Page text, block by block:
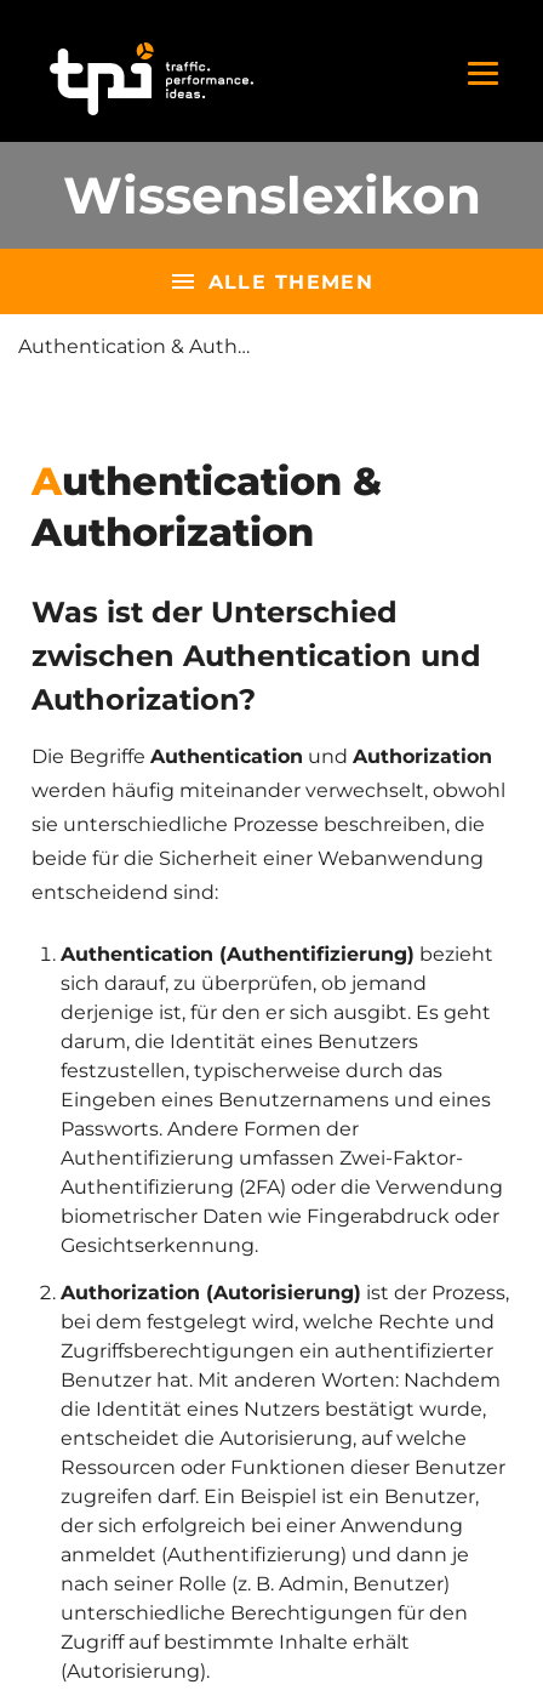
Wissenslexikon
ALLE THEMEN
Authentication & Authorization
Authentication &
Authorization
Was ist der Unterschied
zwischen Authentication und
Authorization?
Die Begriffe Authentication und Authorization
werden häufig miteinander verwechselt, obwohl
sie unterschiedliche Prozesse beschreiben, die
beide für die Sicherheit einer Webanwendung
entscheidend sind:
Authentication (Authentifizierung) bezieht
sich darauf, zu überprüfen, ob jemand
derjenige ist, für den er sich ausgibt. Es geht
darum, die Identität eines Benutzers
festzustellen, typischerweise durch das
Eingeben eines Benutzernamens und eines
Passworts. Andere Formen der
Authentifizierung umfassen Zwei-Faktor-
Authentifizierung (2FA) oder die Verwendung
biometrischer Daten wie Fingerabdruck oder
Gesichtserkennung.
Authorization (Autorisierung) ist der Prozess,
bei dem festgelegt wird, welche Rechte und
Zugriffsberechtigungen ein authentifizierter
Benutzer hat. Mit anderen Worten: Nachdem
die Identität eines Nutzers bestätigt wurde,
entscheidet die Autorisierung, auf welche
Ressourcen oder Funktionen dieser Benutzer
zugreifen darf. Ein Beispiel ist ein Benutzer,
der sich erfolgreich bei einer Anwendung
anmeldet (Authentifizierung) und dann je
nach seiner Rolle (z. B. Admin, Benutzer)
unterschiedliche Berechtigungen für den
Zugriff auf bestimmte Inhalte erhält
(Autorisierung).